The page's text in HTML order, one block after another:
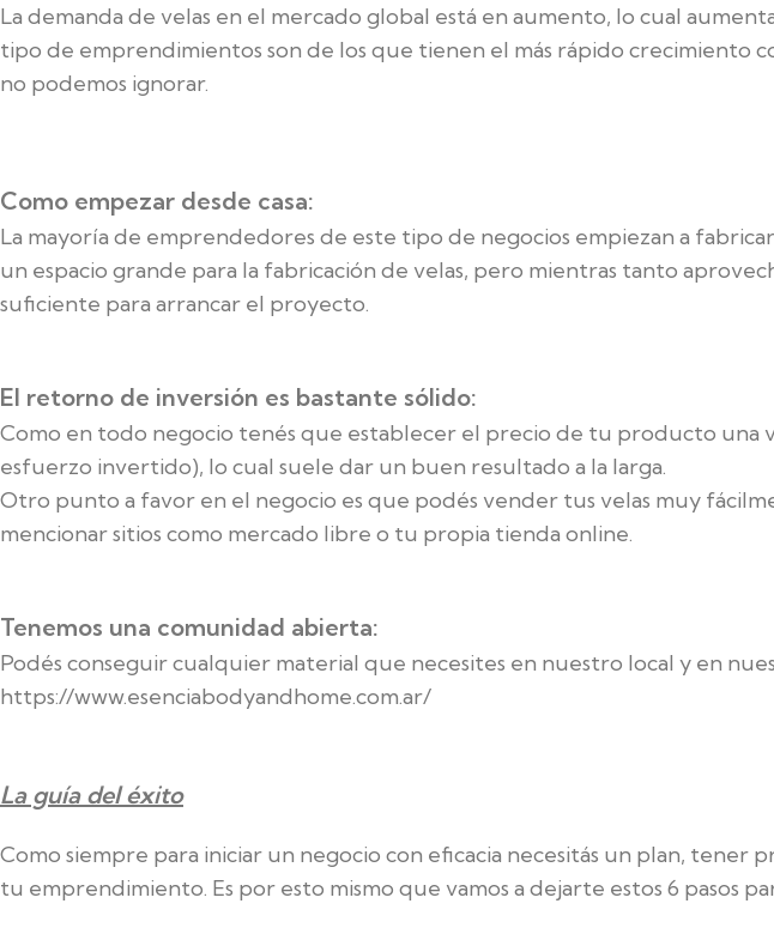
La demanda de velas en el mercado global está en aumento, lo cual
tipo de emprendimientos son de los que tienen el más rápido crecimiento
no podemos ignorar.
Como empezar desde casa:
La mayoría de emprendedores de este tipo de negocios empiezan a
un espacio grande para la fabricación de velas, pero mientras tanto
suficiente para arrancar el proyecto.
El retorno de inversión es bastante sólido:
Como en todo negocio tenés que establecer el precio de tu producto una
esfuerzo invertido), lo cual suele dar un buen resultado a la larga.
Otro punto a favor en el negocio es que podés vender tus velas muy
mencionar sitios como mercado libre o tu propia tienda online.
Tenemos una comunidad abierta:
Podés conseguir cualquier material que necesites en nuestro local y en
https://www.esenciabodyandhome.com.ar/
La guía del éxito
Como siempre para iniciar un negocio con eficacia necesitás un plan,
tu emprendimiento. Es por esto mismo que vamos a dejarte estos 6 pasos